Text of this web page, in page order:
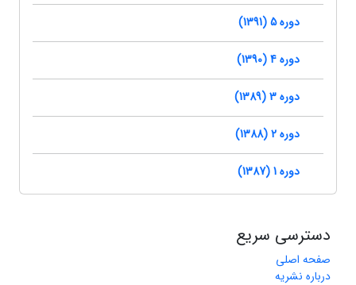
دوره 5 (1391)
دوره 4 (1390)
دوره 3 (1389)
دوره 2 (1388)
دوره 1 (1387)
دسترسی سریع
صفحه اصلی
درباره نشریه